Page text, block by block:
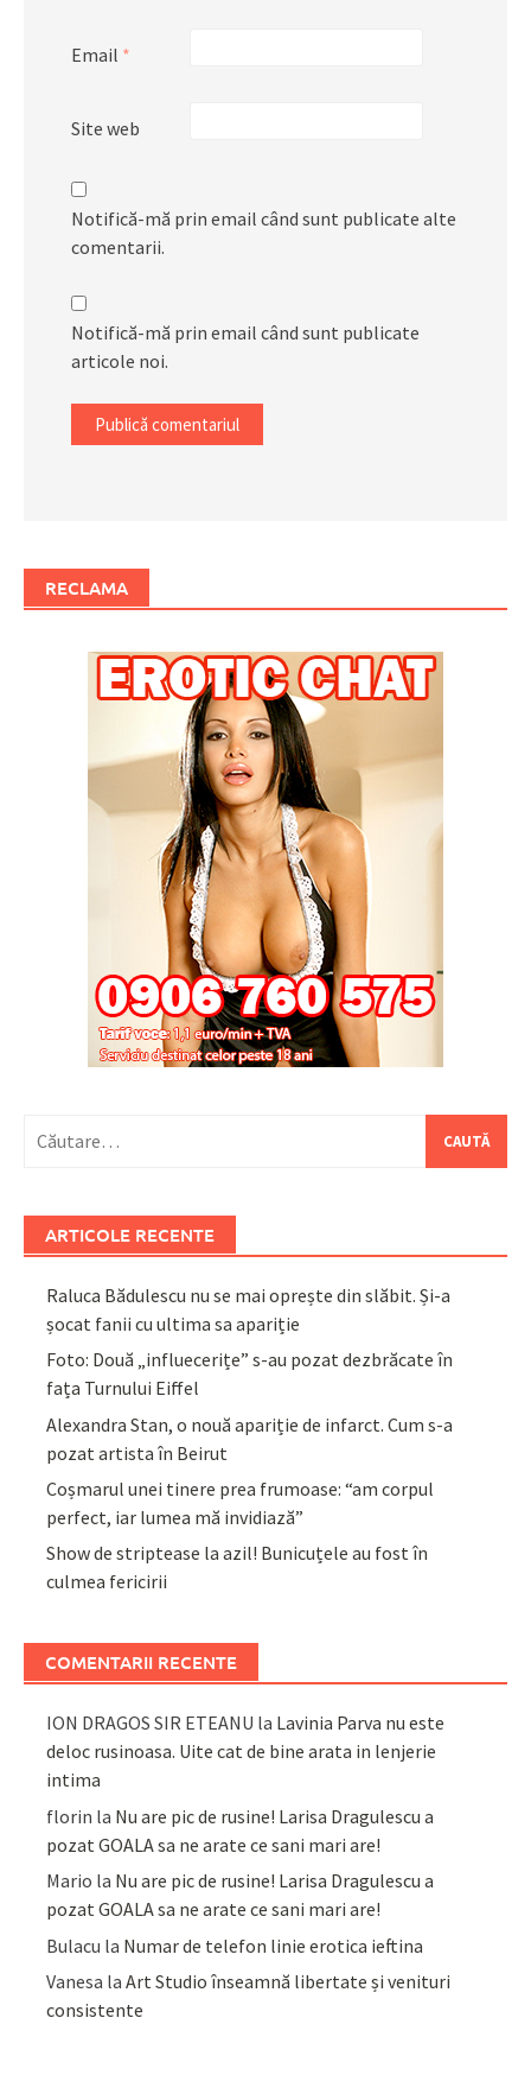
Email *
Site web
Notifică-mă prin email când sunt publicate alte
comentarii.
Notifică-mă prin email când sunt publicate
articole noi.
RECLAMA
după:
ARTICOLE RECENTE
Raluca Bădulescu nu se mai oprește din slăbit. Și-a
șocat fanii cu ultima sa apariție
Foto: Două „influecerițe” s-au pozat dezbrăcate în
fața Turnului Eiffel
Alexandra Stan, o nouă apariție de infarct. Cum s-a
pozat artista în Beirut
Coșmarul unei tinere prea frumoase: “am corpul
perfect, iar lumea mă invidiază”
Show de striptease la azil! Bunicuțele au fost în
culmea fericirii
COMENTARII RECENTE
ION DRAGOS SIR ETEANU la Lavinia Parva nu este
deloc rusinoasa. Uite cat de bine arata in lenjerie
intima
florin la Nu are pic de rusine! Larisa Dragulescu a
pozat GOALA sa ne arate ce sani mari are!
Mario la Nu are pic de rusine! Larisa Dragulescu a
pozat GOALA sa ne arate ce sani mari are!
Bulacu la Numar de telefon linie erotica ieftina
Vanesa laArt Studio înseamnă libertate și venituri
consistente